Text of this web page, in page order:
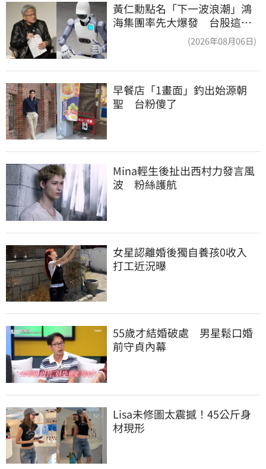
黃仁勳點名「下一波浪潮」鴻
海集團率先大爆發 台股這族
(2026年08月06日)
早餐店「1畫面」釣出始源朝
聖　台粉傻了
Mina輕生後扯出西村力發言風
波　粉絲護航
女星認離婚後獨自養孩0收入
打工近況曝
55歲才結婚破處　男星鬆口婚
前守貞內幕
Lisa未修圖太震撼！45公斤身
材現形